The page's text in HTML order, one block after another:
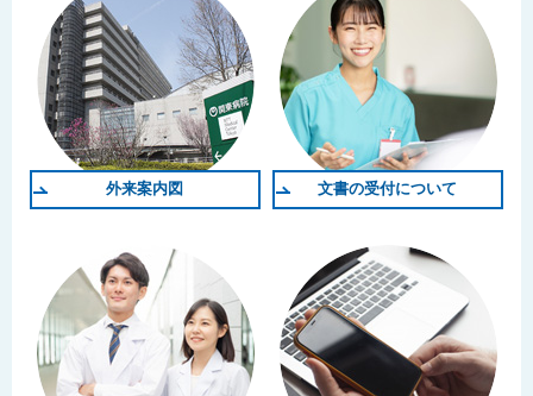
外来案内図 文書の受付について